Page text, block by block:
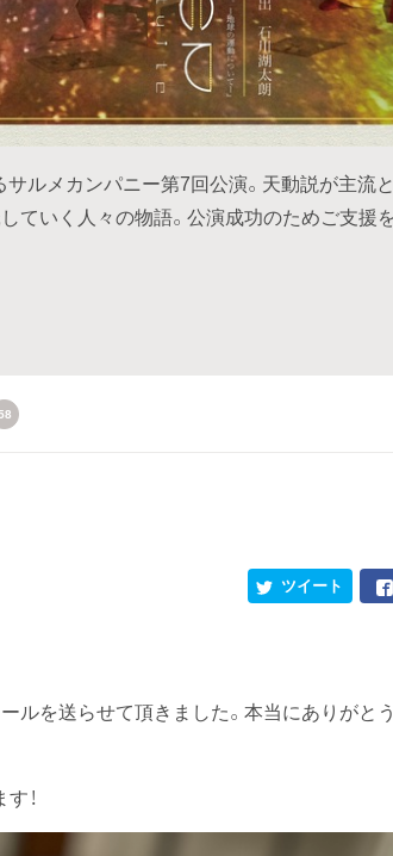
ルメカンパニー第7回公演。天動説が主流
ていく人々の物語。公演成功のためご支援
ツイート
ルを送らせて頂きました。本当にありがと
！